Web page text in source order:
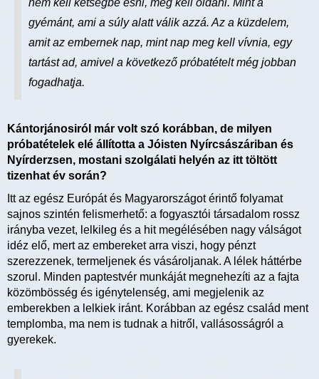
nem kell kétségbe esni, meg kell oldani. Mint a
gyémánt, ami a súly alatt válik azzá. Az a küzdelem,
amit az embernek nap, mint nap meg kell vívnia, egy
tartást ad, amivel a következő próbatételt még jobban
fogadhatja.
Kántorjánosiról már volt szó korábban, de milyen
próbatételek elé állította a Jóisten Nyírcsászáriban és
Nyírderzsen, mostani szolgálati helyén az itt töltött
tizenhat év során?
Itt az egész Európát és Magyarországot érintő folyamat
sajnos szintén felismerhető: a fogyasztói társadalom rossz
irányba vezet, lelkileg és a hit megélésében nagy válságot
idéz elő, mert az embereket arra viszi, hogy pénzt
szerezzenek, termeljenek és vásároljanak. A lélek háttérbe
szorul. Minden paptestvér munkáját megnehezíti az a fajta
közömbösség és igénytelenség, ami megjelenik az
emberekben a lelkiek iránt. Korábban az egész család ment
templomba, ma nem is tudnak a hitről, vallásosságról a
gyerekek.